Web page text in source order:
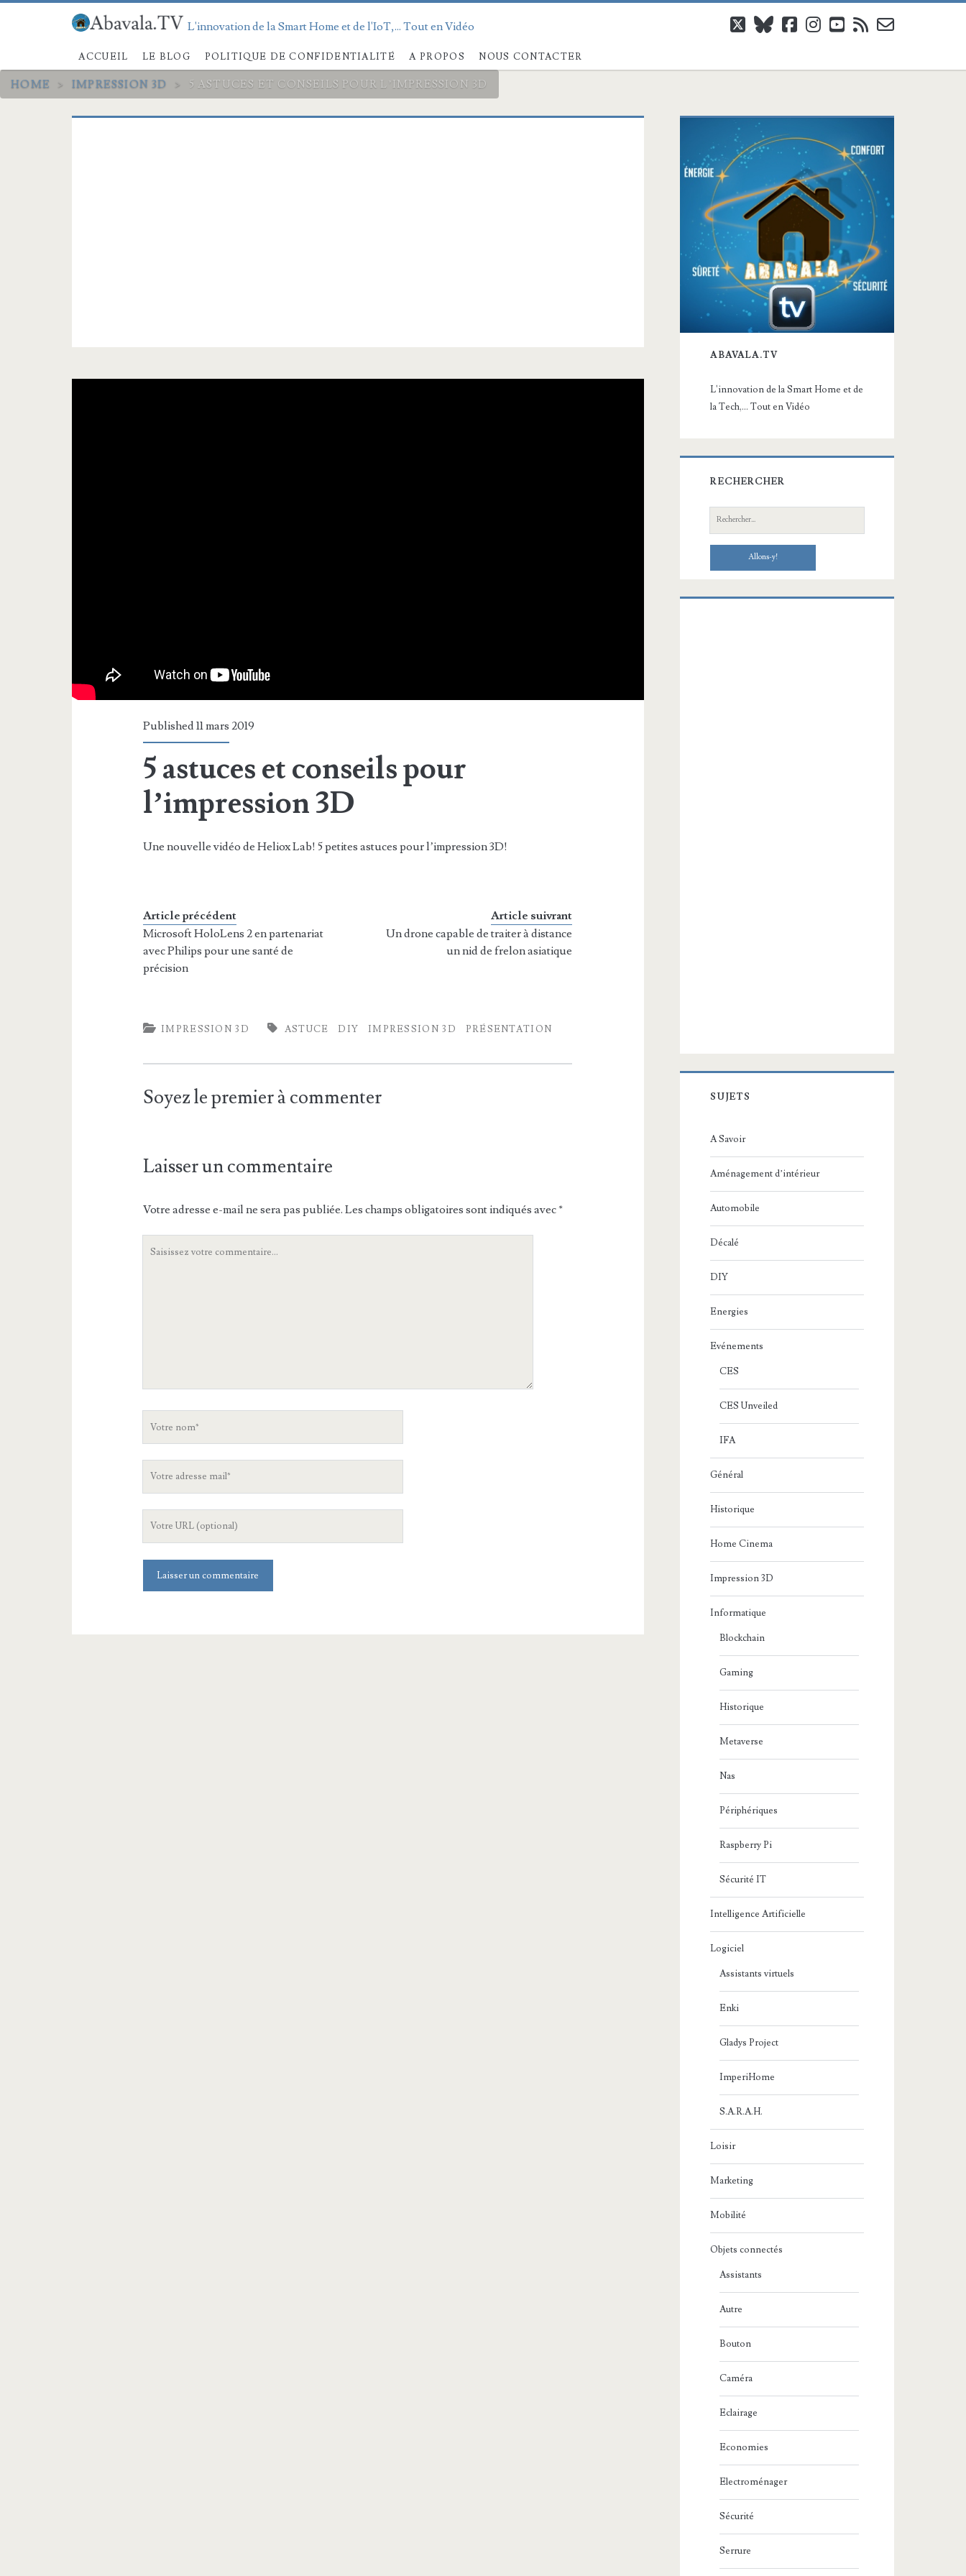
L'innovation de la Smart Home et de l'IoT,... Tout en Vidéo
ACCUEIL LE BLOG POLITIQUE DE CONFIDENTIALITÉ A PROPOS NOUS CONTACTER
twitterblueskyfacebook
instagram
youtube
rss email-
HOME > IMPRESSION 3D > 5 ASTUCES ET CONSEILS POUR L’IMPRESSION 3D
Published 11 mars 2019
5 astuces et conseils pour
l’impression 3D
Une nouvelle vidéo de Heliox Lab! 5 petites astuces pour l’impression 3D!
Article précédent
Microsoft HoloLens 2 en partenariat
avec Philips pour une santé de
précision
Article suivrant
Un drone capable de traiter à distance
un nid de frelon asiatique
IMPRESSION 3D ASTUCE DIY IMPRESSION 3D PRÉSENTATION
Soyez le premier à commenter
Laisser un commentaire
Votre adresse e-mail ne sera pas publiée. Les champs obligatoires sont indiqués avec*
site
Barre
latérale
principale
ABAVALA.TV
L'innovation de la Smart Home et de
la Tech,... Tout en Vidéo
RECHERCHER
Recherche:
SUJETS
A Savoir
Aménagement d’intérieur
Automobile
Décalé
DIY
Energies
Evénements
CES
CES Unveiled
IFA
Général
Historique
Home Cinema
Impression 3D
Informatique
Blockchain
Gaming
Historique
Metaverse
Nas
Périphériques
Raspberry Pi
Sécurité IT
Intelligence Artificielle
Logiciel
Assistants virtuels
Enki
Gladys Project
ImperiHome
S.A.R.A.H.
Loisir
Marketing
Mobilité
Objets connectés
Assistants
Autre
Bouton
Caméra
Eclairage
Economies
Electroménager
Sécurité
Serrure